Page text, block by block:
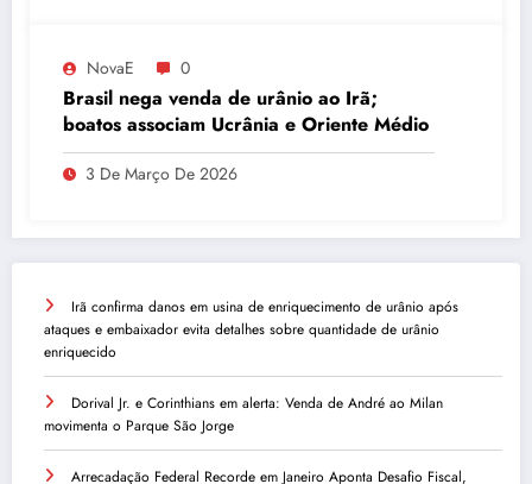
NovaE 0
Brasil nega venda de urânio ao Irã;
boatos associam Ucrânia e Oriente Médio
3 De Março De 2026
Irã confirma danos em usina de enriquecimento de urânio após
ataques e embaixador evita detalhes sobre quantidade de urânio
enriquecido
Dorival Jr. e Corinthians em alerta: Venda de André ao Milan
movimenta o Parque São Jorge
Arrecadação Federal Recorde em Janeiro Aponta Desafio Fiscal,